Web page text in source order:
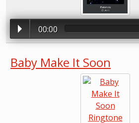
00:00
Baby Make It Soon